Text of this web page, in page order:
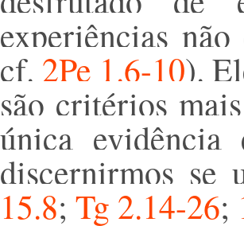
experiências
cf. 2Pe 1.6-10).
são critérios
única
discernirmos se
15.8; Tg 2.14-26;